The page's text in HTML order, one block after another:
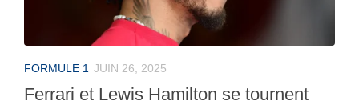
FORMULE 1 JUIN 26, 2025
Ferrari et Lewis Hamilton se tournent